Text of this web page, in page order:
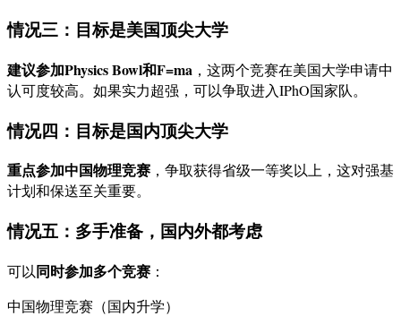
情况三：目标是美国顶尖大学
建议参加Physics Bowl和F=ma ，这两个竞赛在美国大学申请中
认可度较高。如果实力超强，可以争取进入IPhO国家队。
情况四：目标是国内顶尖大学
重点参加中国物理竞赛 ，争取获得省级一等奖以上，这对强基
计划和保送至关重要。
情况五：多手准备，国内外都考虑
可以同时参加多个竞赛 ：
中国物理竞赛（国内升学）